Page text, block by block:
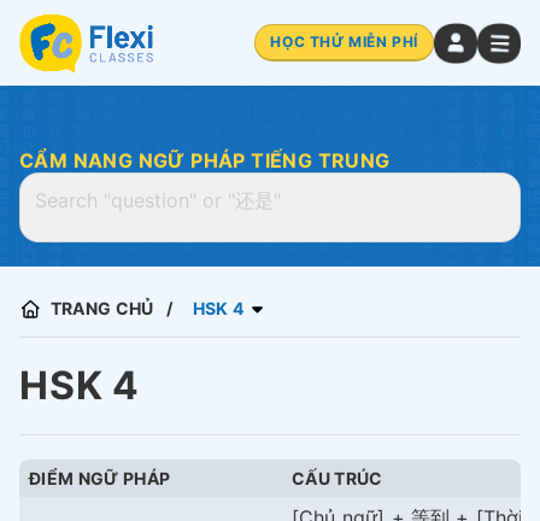
HỌC THỬ MIỄN PHÍ
CẨM NANG NGỮ PHÁP TIẾNG TRUNG
TRANG CHỦ HSK 4
HSK 4
ĐIỂM NGỮ PHÁP CẤU TRÚC